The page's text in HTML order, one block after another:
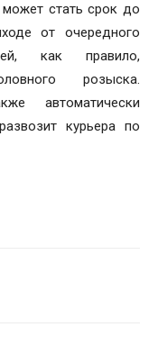
стать срок до
от очередного
как правило,
розыска.
автоматически
курьера по